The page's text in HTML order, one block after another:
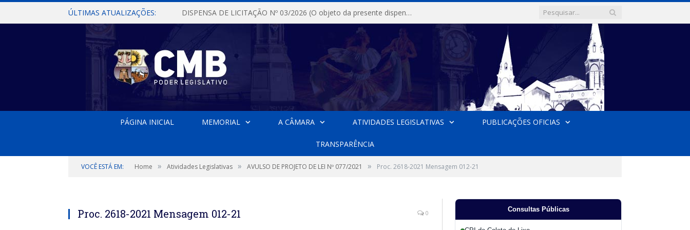
ÚLTIMAS ATUALIZAÇÕES: DISPENSA DE LICITAÇÃO Nº 03/2026 (O objeto da presente dispensa é a escolha da proposta mais vantajosa para a aquisição, de aparelhos de ar condicionado, tipo Split, com material de instalação e fogão industrial, conforme condições, quantidades e exigências estabelecidas no termo de referencia e neste aviso de contratação direta e seus anexos)
PÁGINA INICIAL MEMORIAL A CÂMARA ATIVIDADES LEGISLATIVAS PUBLICAÇÕES OFICIAS
TRANSPARÊNCIA
VOCÊ ESTÁ EM: Home » Atividades Legislativas » AVULSO DE PROJETO DE LEI Nº 077/2021 » Proc. 2618-2021 Mensagem 012-21
Proc. 2618-2021 Mensagem 012-21 0 Consultas Públicas